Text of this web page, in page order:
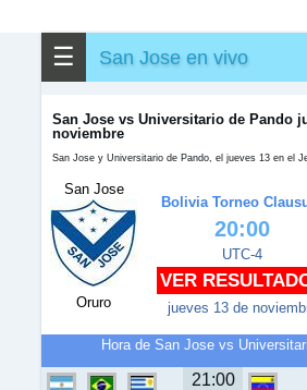
☰ San Jose en vivo
San Jose vs Universitario de Pando
noviembre
San Jose y Universitario de Pando, el jueves 13 en el
San Jose
Oruro
Bolivia Torneo
20:00
UTC-4
VER
jueves 13 de
Hora de San Jose vs
21:00